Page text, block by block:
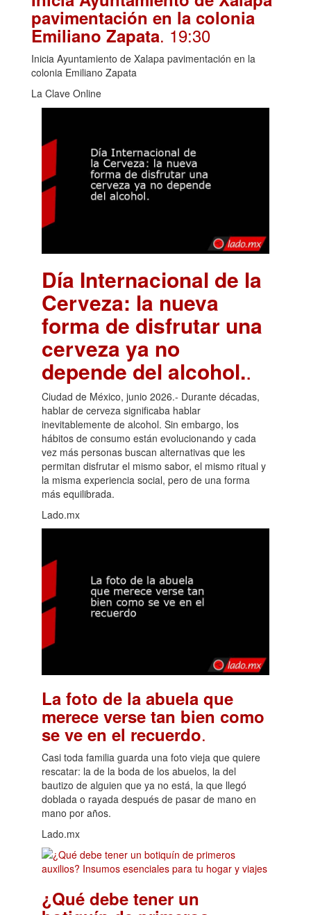
pavimentación en la colonia
Emiliano Zapata. 19:30
Inicia Ayuntamiento de Xalapa pavimentación en la
colonia Emiliano Zapata
La Clave Online
Día Internacional de la
Cerveza: la nueva
forma de disfrutar una
cerveza ya no
depende del alcohol..
Ciudad de México, junio 2026.- Durante décadas,
hablar de cerveza significaba hablar
inevitablemente de alcohol. Sin embargo, los
hábitos de consumo están evolucionando y cada
vez más personas buscan alternativas que les
permitan disfrutar el mismo sabor, el mismo ritual y
la misma experiencia social, pero de una forma
más equilibrada.
Lado.mx
La foto de la abuela que
merece verse tan bien como
se ve en el recuerdo.
Casi toda familia guarda una foto vieja que quiere
rescatar: la de la boda de los abuelos, la del
bautizo de alguien que ya no está, la que llegó
doblada o rayada después de pasar de mano en
mano por años.
Lado.mx
¿Qué debe tener un